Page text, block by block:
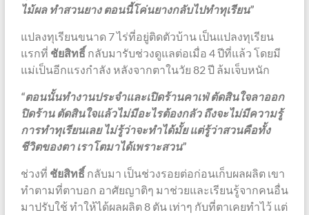
ไม้ผล ทำสวนยาง ตอนนี้โค่นยางกลับไปทำทุเรียน”
แปลงทุเรียนขนาด 7 ไร่ที่อยู่ติดตัวบ้าน เป็นแปลงทุเรียน
แรกที่ ชัยสิทธิ์กลับมารับช่วงดูแลต่อเมื่อ 4 ปีที่แล้ว โดยมี
แม่เป็นอีกแรงกำลัง หลังจากตาในวัย 82 ปี ล้มเจ็บหนัก
“ตอนนั้นทำงานประจำและเปิดร้านคาเฟ่ ตัดสินใจลาออก
ปิดร้าน ตัดสินใจแล้วไม่มีอะไรต้องกลัว ถึงจะไม่มีความรู้
การทำทุเรียนเลย ไม่รู้ว่าจะทำได้มั้ย แต่รู้ว่าสวนคือทั้ง
ชีวิตของตา เราโตมาได้เพราะสวน”
ช่วงที่ ชัยสิทธิ์กลับมา เป็นช่วงรอยต่อก่อนเก็บผลผลิต เขา
ทำตามที่ตาบอก อาศัยญาติๆ มาช่วยและเรียนรู้จากคนอื่น
มาปรับใช้ ทำให้ได้ผลผลิต 8 ตัน เท่าๆ กับที่ตาเคยทำไว้ แต่